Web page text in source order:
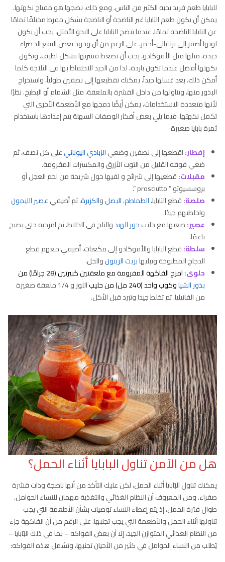
للبابايا طعم فريد يحبه الكثير من الناس. ومع ذلك، نضجها هو مفتاح نكهتها.
يمكن أن يكون طعم البَابايا غير الناضجة أو الناضجة بشكل مفرط مختلفًا تمامًا
عن البَابايا الناضجة تمامًا. عندما تنضج البَابايا على النحو الأمثل، يجب أن يكون
لونها أصفر إلى برتقالي-أحمر، على الرغم من أن وجود بعض البقع الخضراء
جيدة. مثلها مثل الأفوكادو، يجب أن تضغط قشرتها بشكل لطيف. وتكون
نكهتها أفضل عندما تكون باردة، لذا من الجيد الاحتفاظ بها في الثلاجة كلما
أمكن ذلك. بعد غسلها جيداً، يمكنك تقطيعها إلى نصفين طولياً، واستخراج
البذور منها، وتناولها من داخل القشرة بالملعقة، مثل الشمام أو البطيخ. نظرًا
لأنها متعددة الاستخدامات، يمكن أيضًا دمجها مع الأطعمة الأخرى التي
تكمل نكهتها. فيما يلي بعض أفكار الوصفات السهلة يتم إعدادها باستخدام
ثمرة بابايا صغيرة:
إفطار:اقطعها إلى نصفين وضعيالزبادي اليونانيعلى كل نصف، ثم
ضعي فوقه القليل من التوت الأزرق والمكسرات المفرومة.
مقبلات:قطعيها إلى شرائح و لفيها حول شريحة من لحم العجل أو
بروسسيوتو ” prosciutto “.
صلصة:قطع البَابايا،الطماطم،البصلوالكزبرة، ثم أضيفيعصير الليمون
واخلطيهم جيدًا.
عصير:ضعيها مع حليبجوز الهندوالثلج في الخلاط، ثم امزجيه حتى يصبح
ناعمًا.
سلطة:قطع البابايا والأفوكادو إلى مكعبات، أضيفي معهم قطع
الدجاج المطبوخة وتبليهابزيت الزيتونوالخل.
حلوى:امزج الفاكهة المفرومة مع ملعقتين كبيرتين (28 جرامًا) من
بذور الشياوكوب واحد (240 مل) من حليب
اللوز و 1/4 ملعقة صغيرة
من الفانيليا. ثم تخلط جيدا وتبرد قبل الأكل.
هل من الآمن تناول البابايا أثناء الحمل؟
يمكنك تناول البَابايا أثناء الحمل، لكن عليك التأكد من أنها ناضجة وذات قشرة
صفراء. ومن المعروف أن النظام الغذائي والتغذية مهمان للنساء الحوامل.
طوال فترة الحمل، إذ يتم إعطاء النساء توصيات بشأن الأطعمة التي يجب
تناولها أثناء الحمل والأطعمة التي يجب تجنبها. على الرغم من أن الفاكهة جزء
من النظام الغذائي المتوازن الجيد، إلا أن بعض الفواكه – بما في ذلك البَابايا –
يُطلب من النساء الحوامل في كثير من الأحيان تجنبها، وتشمل هذه الفواكه: